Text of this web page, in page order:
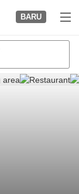
BARU